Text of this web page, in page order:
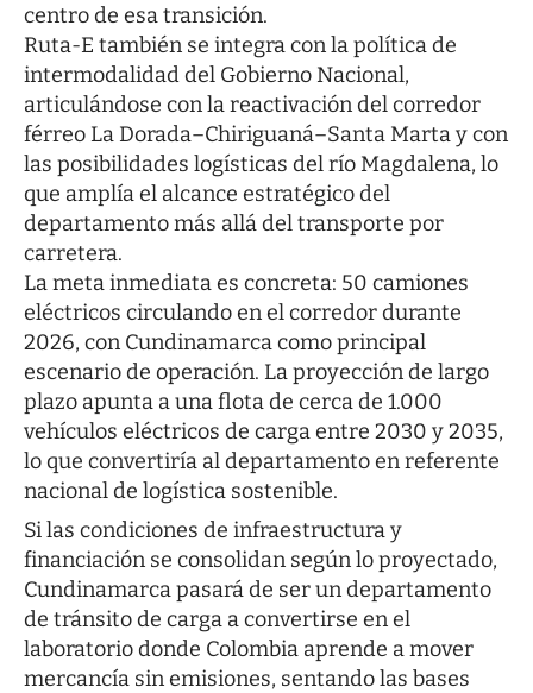
centro de esa transición.
Ruta-E también se integra con la política de
intermodalidad del Gobierno Nacional,
articulándose con la reactivación del corredor
férreo La Dorada–Chiriguaná–Santa Marta y con
las posibilidades logísticas del río Magdalena, lo
que amplía el alcance estratégico del
departamento más allá del transporte por
carretera.
La meta inmediata es concreta: 50 camiones
eléctricos circulando en el corredor durante
2026, con Cundinamarca como principal
escenario de operación. La proyección de largo
plazo apunta a una flota de cerca de 1.000
vehículos eléctricos de carga entre 2030 y 2035,
lo que convertiría al departamento en referente
nacional de logística sostenible.
Si las condiciones de infraestructura y
financiación se consolidan según lo proyectado,
Cundinamarca pasará de ser un departamento
de tránsito de carga a convertirse en el
laboratorio donde Colombia aprende a mover
mercancía sin emisiones, sentando las bases